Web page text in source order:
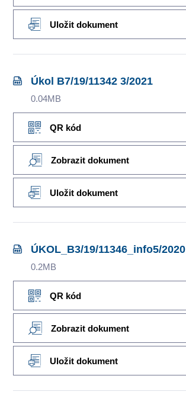
Uložit dokument
Úkol B7/19/11342 3/2021
0.04MB
QR kód
Zobrazit dokument
Uložit dokument
ÚKOL_B3/19/11346_info5/2020
0.2MB
QR kód
Zobrazit dokument
Uložit dokument